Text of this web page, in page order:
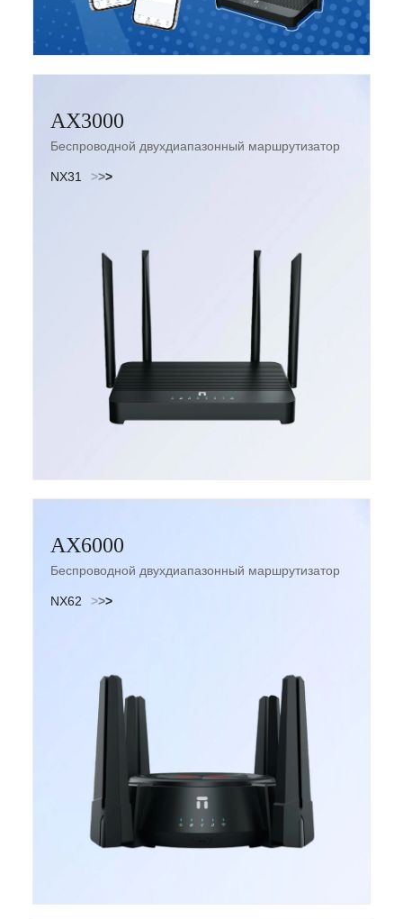
AX3000
Беспроводной двухдиапазонный маршрутизатор
NX31 >>>
AX6000
Беспроводной двухдиапазонный маршрутизатор
NX62 >>>